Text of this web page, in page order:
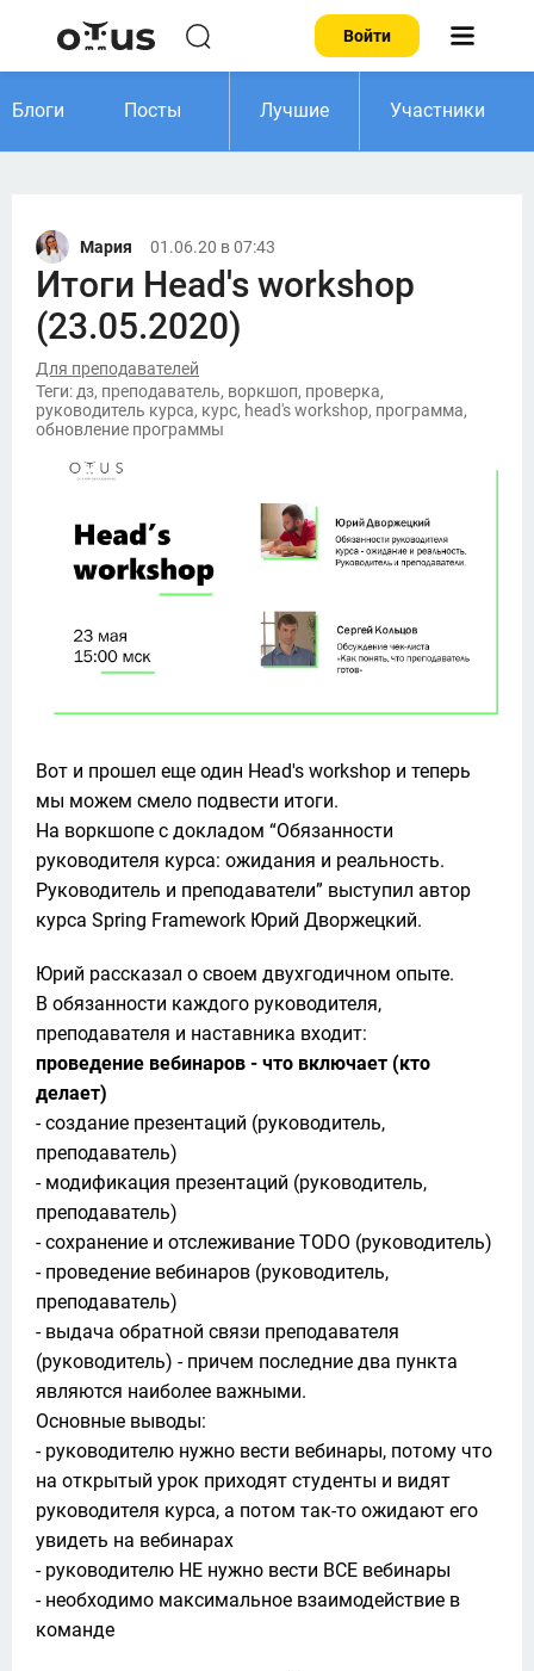
Войти
Блоги Посты Лучшие Участники
Мария 01.06.20 в 07:43
Итоги Head's workshop
(23.05.2020)
Для преподавателей
Теги: дз, преподаватель, воркшоп, проверка,
руководитель курса, курс, head's workshop, программа,
обновление программы
Вот и прошел еще один Head's workshop и теперь
мы можем смело подвести итоги.
На воркшопе с докладом “Обязанности
руководителя курса: ожидания и реальность.
Руководитель и преподаватели” выступил автор
курса Spring Framework Юрий Дворжецкий.
Юрий рассказал о своем двухгодичном опыте.
В обязанности каждого руководителя,
проведение вебинаров - что включает (кто
делает)
- создание презентаций (руководитель,
преподаватель)
- модификация презентаций (руководитель,
преподаватель)
- сохранение и отслеживание TODO (руководитель)
- проведение вебинаров (руководитель,
преподаватель)
- выдача обратной связи преподавателя
(руководитель) - причем последние два пункта
являются наиболее важными.
Основные выводы:
- руководителю нужно вести вебинары, потому что
на открытый урок приходят студенты и видят
руководителя курса, а потом так-то ожидают его
увидеть на вебинарах
- руководителю НЕ нужно вести ВСЕ вебинары
- необходимо максимальное взаимодействие в
команде